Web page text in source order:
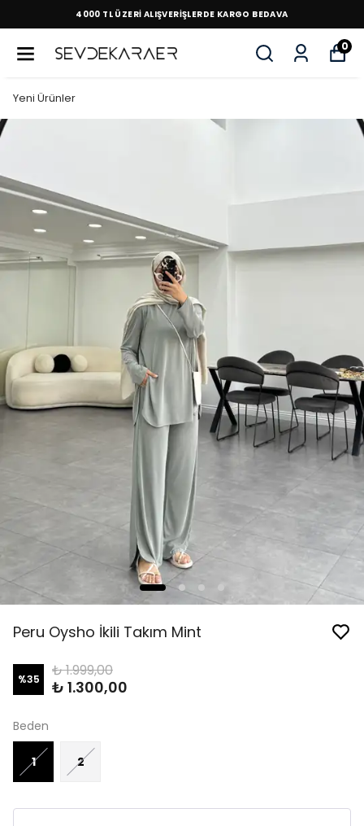
4000 TL ÜZERİ ALIŞVERİŞLERDE KARGO BEDAVA
0
Yeni Ürünler
Peru Oysho İkili Takım Mint
%35 ₺ 1.999,00
₺ 1.300,00
Beden
1 2